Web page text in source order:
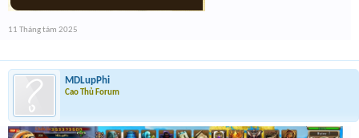
11 Tháng tám 2025
MDLupPhi
Cao Thủ Forum